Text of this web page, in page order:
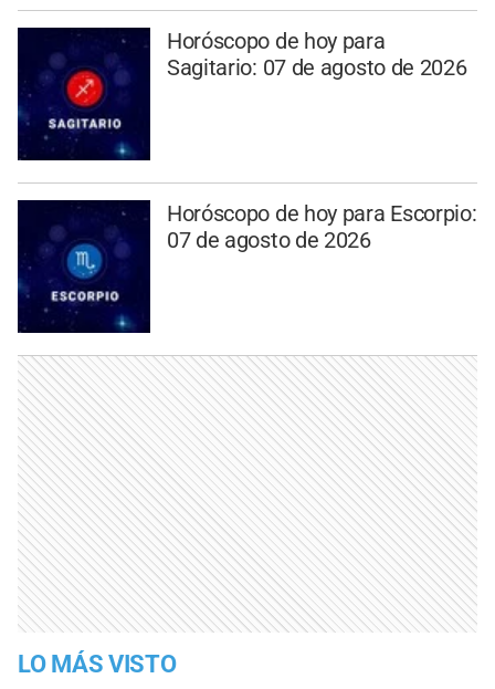
Horóscopo de hoy para
Sagitario: 07 de agosto de 2026
Horóscopo de hoy para Escorpio:
07 de agosto de 2026
LO MÁS VISTO